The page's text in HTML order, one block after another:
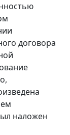
договора
наложен